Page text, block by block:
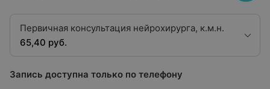
Первичная консультация нейрохирурга, к.м.н.
65,40 руб.
Запись доступна только по телефону